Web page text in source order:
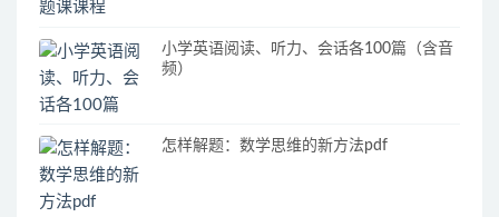
小学英语阅读、听力、会话各100篇（含音
频）
怎样解题：数学思维的新方法pdf